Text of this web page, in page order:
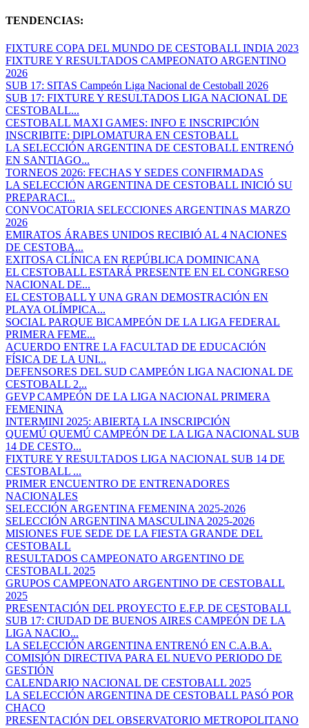
TENDENCIAS:
FIXTURE COPA DEL MUNDO DE CESTOBALL INDIA 2023
FIXTURE Y RESULTADOS CAMPEONATO ARGENTINO
2026
SUB 17: SITAS Campeón Liga Nacional de Cestoball 2026
SUB 17: FIXTURE Y RESULTADOS LIGA NACIONAL DE
CESTOBALL...
CESTOBALL MAXI GAMES: INFO E INSCRIPCIÓN
INSCRIBITE: DIPLOMATURA EN CESTOBALL
LA SELECCIÓN ARGENTINA DE CESTOBALL ENTRENÓ
EN SANTIAGO...
TORNEOS 2026: FECHAS Y SEDES CONFIRMADAS
LA SELECCIÓN ARGENTINA DE CESTOBALL INICIÓ SU
PREPARACI...
CONVOCATORIA SELECCIONES ARGENTINAS MARZO
2026
EMIRATOS ÁRABES UNIDOS RECIBIÓ AL 4 NACIONES
DE CESTOBA...
EXITOSA CLÍNICA EN REPÚBLICA DOMINICANA
EL CESTOBALL ESTARÁ PRESENTE EN EL CONGRESO
NACIONAL DE...
EL CESTOBALL Y UNA GRAN DEMOSTRACIÓN EN
PLAYA OLÍMPICA...
SOCIAL PARQUE BICAMPEÓN DE LA LIGA FEDERAL
PRIMERA FEME...
ACUERDO ENTRE LA FACULTAD DE EDUCACIÓN
FÍSICA DE LA UNI...
DEFENSORES DEL SUD CAMPEÓN LIGA NACIONAL DE
CESTOBALL 2...
GEVP CAMPEÓN DE LA LIGA NACIONAL PRIMERA
FEMENINA
INTERMINI 2025: ABIERTA LA INSCRIPCIÓN
QUEMÚ QUEMÚ CAMPEÓN DE LA LIGA NACIONAL SUB
14 DE CESTO...
FIXTURE Y RESULTADOS LIGA NACIONAL SUB 14 DE
CESTOBALL ...
PRIMER ENCUENTRO DE ENTRENADORES
NACIONALES
SELECCIÓN ARGENTINA FEMENINA 2025-2026
SELECCIÓN ARGENTINA MASCULINA 2025-2026
MISIONES FUE SEDE DE LA FIESTA GRANDE DEL
CESTOBALL
RESULTADOS CAMPEONATO ARGENTINO DE
CESTOBALL 2025
GRUPOS CAMPEONATO ARGENTINO DE CESTOBALL
2025
PRESENTACIÓN DEL PROYECTO E.F.P. DE CESTOBALL
SUB 17: CIUDAD DE BUENOS AIRES CAMPEÓN DE LA
LIGA NACIO...
LA SELECCIÓN ARGENTINA ENTRENÓ EN C.A.B.A.
COMISIÓN DIRECTIVA PARA EL NUEVO PERIODO DE
GESTIÓN
CALENDARIO NACIONAL DE CESTOBALL 2025
LA SELECCIÓN ARGENTINA DE CESTOBALL PASÓ POR
CHACO
PRESENTACIÓN DEL OBSERVATORIO METROPOLITANO